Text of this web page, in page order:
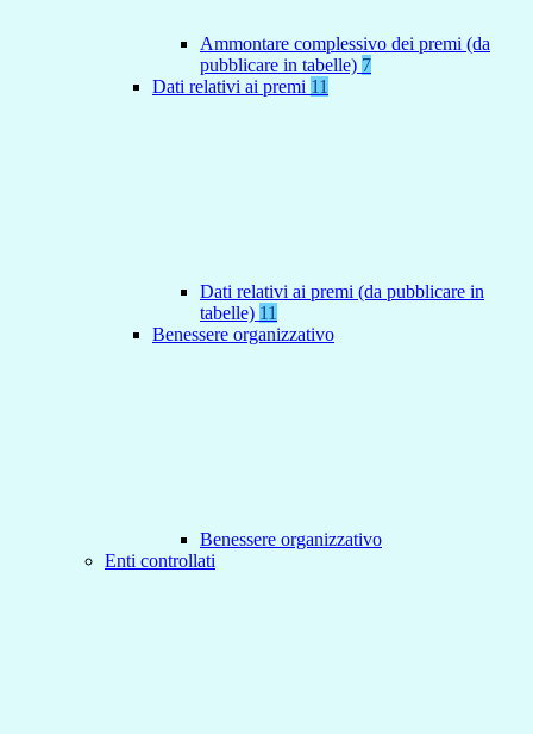
Ammontare complessivo dei premi (da
pubblicare in tabelle) 7
Dati relativi ai premi 11
Dati relativi ai premi (da pubblicare in
tabelle) 11
Benessere organizzativo
Benessere organizzativo
Enti controllati